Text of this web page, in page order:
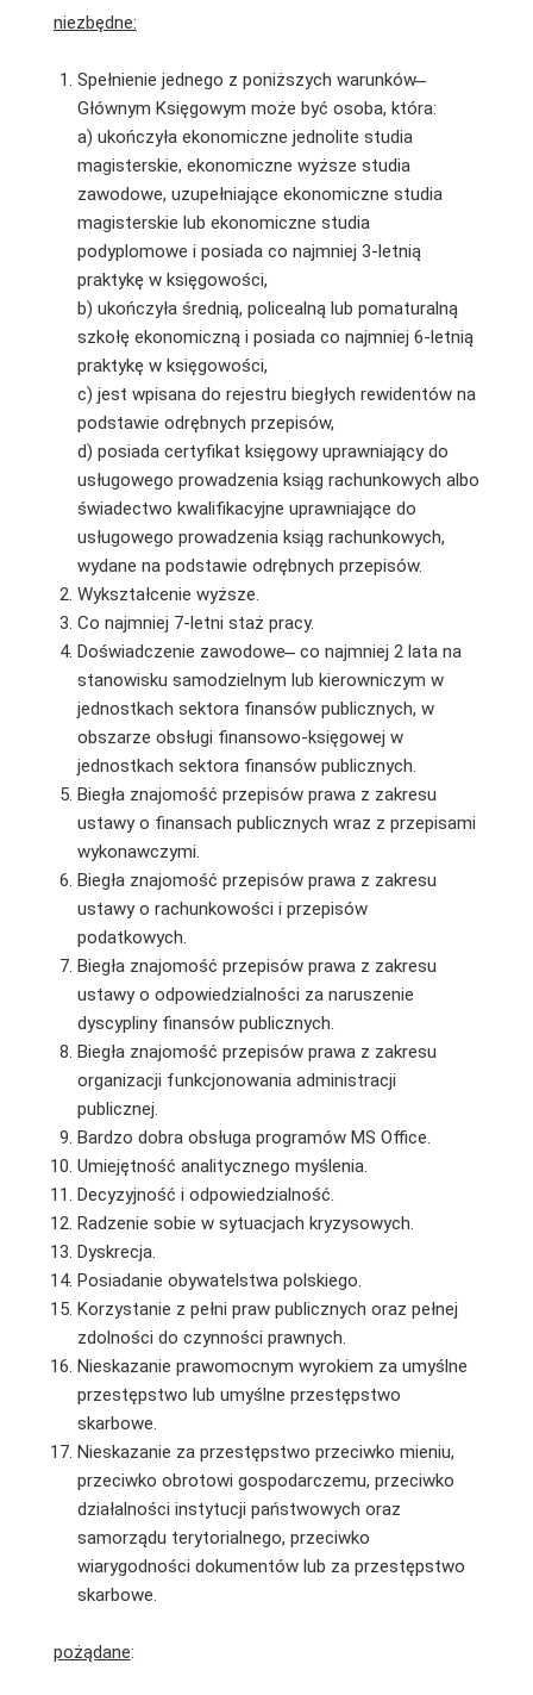
niezbędne:
Spełnienie jednego z poniższych warunków ̶
Głównym Księgowym może być osoba, która:
a) ukończyła ekonomiczne jednolite studia
magisterskie, ekonomiczne wyższe studia
zawodowe, uzupełniające ekonomiczne studia
magisterskie lub ekonomiczne studia
podyplomowe i posiada co najmniej 3-letnią
praktykę w księgowości,
b) ukończyła średnią, policealną lub pomaturalną
szkołę ekonomiczną i posiada co najmniej 6-letnią
praktykę w księgowości,
c) jest wpisana do rejestru biegłych rewidentów na
podstawie odrębnych przepisów,
d) posiada certyfikat księgowy uprawniający do
usługowego prowadzenia ksiąg rachunkowych albo
świadectwo kwalifikacyjne uprawniające do
usługowego prowadzenia ksiąg rachunkowych,
wydane na podstawie odrębnych przepisów.
Wykształcenie wyższe.
Co najmniej 7-letni staż pracy.
Doświadczenie zawodowe ̶ co najmniej 2 lata na
stanowisku samodzielnym lub kierowniczym w
jednostkach sektora finansów publicznych, w
obszarze obsługi finansowo-księgowej w
jednostkach sektora finansów publicznych.
Biegła znajomość przepisów prawa z zakresu
ustawy o finansach publicznych wraz z przepisami
wykonawczymi.
Biegła znajomość przepisów prawa z zakresu
ustawy o rachunkowości i przepisów
podatkowych.
Biegła znajomość przepisów prawa z zakresu
ustawy o odpowiedzialności za naruszenie
dyscypliny finansów publicznych.
Biegła znajomość przepisów prawa z zakresu
organizacji funkcjonowania administracji
publicznej.
Bardzo dobra obsługa programów MS Office.
Umiejętność analitycznego myślenia.
Decyzyjność i odpowiedzialność.
Radzenie sobie w sytuacjach kryzysowych.
Dyskrecja.
Posiadanie obywatelstwa polskiego.
Korzystanie z pełni praw publicznych oraz pełnej
zdolności do czynności prawnych.
Nieskazanie prawomocnym wyrokiem za umyślne
przestępstwo lub umyślne przestępstwo
skarbowe.
Nieskazanie za przestępstwo przeciwko mieniu,
przeciwko obrotowi gospodarczemu, przeciwko
działalności instytucji państwowych oraz
samorządu terytorialnego, przeciwko
wiarygodności dokumentów lub za przestępstwo
skarbowe.
pożądane: